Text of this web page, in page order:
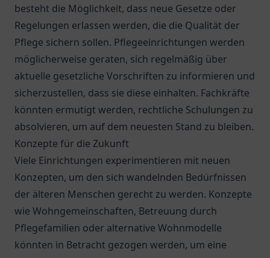
besteht die Möglichkeit, dass neue Gesetze oder
Regelungen erlassen werden, die die Qualität der
Pflege sichern sollen. Pflegeeinrichtungen werden
möglicherweise geraten, sich regelmäßig über
aktuelle gesetzliche Vorschriften zu informieren und
sicherzustellen, dass sie diese einhalten. Fachkräfte
könnten ermutigt werden, rechtliche Schulungen zu
absolvieren, um auf dem neuesten Stand zu bleiben.
Konzepte für die Zukunft
Viele Einrichtungen experimentieren mit neuen
Konzepten, um den sich wandelnden Bedürfnissen
der älteren Menschen gerecht zu werden. Konzepte
wie Wohngemeinschaften, Betreuung durch
Pflegefamilien oder alternative Wohnmodelle
könnten in Betracht gezogen werden, um eine